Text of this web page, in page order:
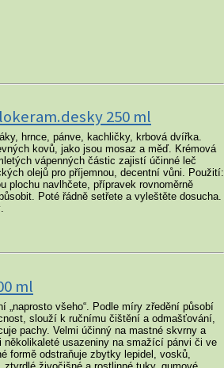
250 ml
hrnce, pánve, kachličky, krbová dvířka.
kovů, jako jsou mosaz a měď. Krémová
vápenných částic zajistí účinné leč
olejů pro příjemnou, decentní vůni. Použití:
plochu navlhčete, přípravek rovnoměrně
Poté řádně setřete a vyleštěte dosucha.
ml
„naprosto všeho“. Podle míry zředění působí
slouží k ručnímu čištění a odmašťování,
pachy. Velmi účinný na mastné skvrny a
usazeniny na smažící pánvi či ve
formě odstraňuje zbytky lepidel, vosků,